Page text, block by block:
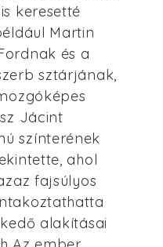
keresetté
Martin
és a
sztárjának,
Jácint
színterének
ahol
fajsúlyos
alakításai